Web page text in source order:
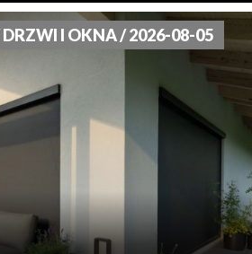
I OKNA / 2026-08-05